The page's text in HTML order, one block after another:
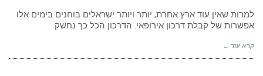
למרות שאין עוד ארץ אחרת, יותר ויותר ישראלים בוחנים בימים אלו
אפשרות של קבלת דרכון אירופאי. הדרכון הכל כך נחשק
קרא עוד ←